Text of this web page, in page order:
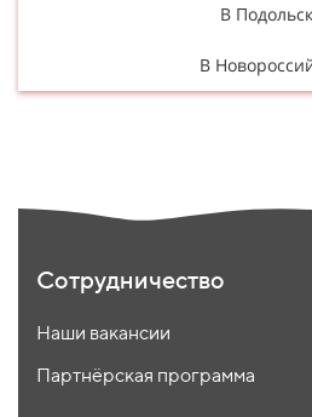
В
В
Сотрудничество
Наши вакансии
Партнёрская программа